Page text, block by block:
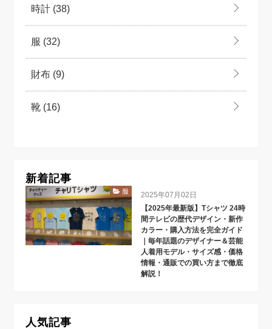
時計 (38)
服 (32)
財布 (9)
靴 (16)
新着記事
服
2025年07月02日
【2025年最新版】Tシャツ 24時
間テレビの歴代デザイン・新作
カラー・購入方法を完全ガイド
｜毎年話題のデザイナー＆芸能
人着用モデル・サイズ感・価格
情報・通販での買い方まで徹底
解説！
人気記事